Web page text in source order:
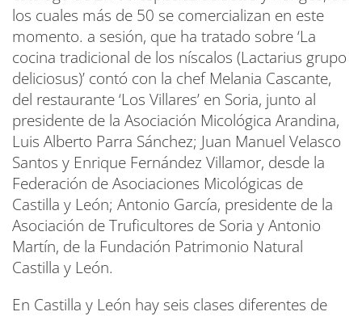
los cuales más de 50 se comercializan en este
momento. a sesión, que ha tratado sobre ‘La
cocina tradicional de los níscalos (Lactarius grupo
deliciosus)’ contó con la chef Melania Cascante,
del restaurante ‘Los Villares’ en Soria, junto al
presidente de la Asociación Micológica Arandina,
Luis Alberto Parra Sánchez; Juan Manuel Velasco
Santos y Enrique Fernández Villamor, desde la
Federación de Asociaciones Micológicas de
Castilla y León; Antonio García, presidente de la
Asociación de Truficultores de Soria y Antonio
Martín, de la Fundación Patrimonio Natural
Castilla y León.
En Castilla y León hay seis clases diferentes de